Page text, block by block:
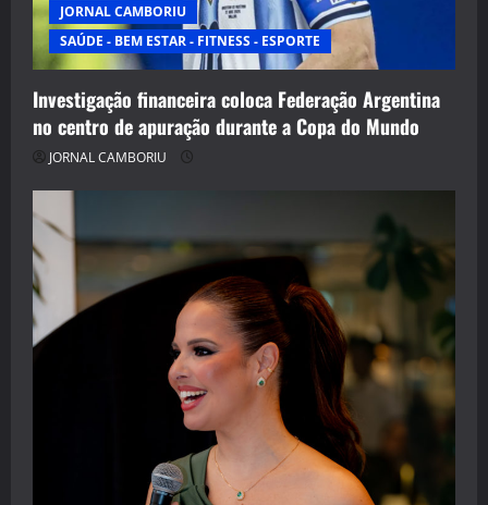
JORNAL CAMBORIU
SAÚDE - BEM ESTAR - FITNESS - ESPORTE
Investigação financeira coloca Federação Argentina
no centro de apuração durante a Copa do Mundo
JORNAL CAMBORIU